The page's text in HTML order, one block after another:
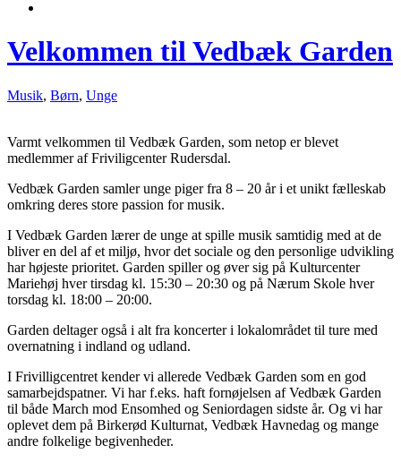
Velkommen til Vedbæk Garden
Musik, Børn, Unge
Varmt velkommen til Vedbæk Garden, som netop er blevet
medlemmer af Friviligcenter Rudersdal.
Vedbæk Garden samler unge piger fra 8 – 20 år i et unikt fælleskab
omkring deres store passion for musik.
I Vedbæk Garden lærer de unge at spille musik samtidig med at de
bliver en del af et miljø, hvor det sociale og den personlige udvikling
har højeste prioritet. Garden spiller og øver sig på Kulturcenter
Mariehøj hver tirsdag kl. 15:30 – 20:30 og på Nærum Skole hver
torsdag kl. 18:00 – 20:00.
Garden deltager også i alt fra koncerter i lokalområdet til ture med
overnatning i indland og udland.
I Frivilligcentret kender vi allerede Vedbæk Garden som en god
samarbejdspatner. Vi har f.eks. haft fornøjelsen af Vedbæk Garden
til både March mod Ensomhed og Seniordagen sidste år. Og vi har
oplevet dem på Birkerød Kulturnat, Vedbæk Havnedag og mange
andre folkelige begivenheder.